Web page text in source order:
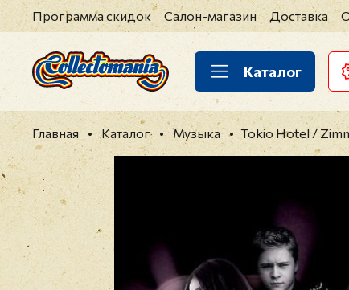
Программа скидок Салон-магазин Доставка
Каталог
Главная Каталог Музыка Tokio Hotel /